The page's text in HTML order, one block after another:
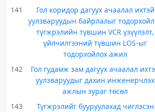
141
Гол коридор дагуух ачаалал ихтэй
уулзваруудын байрлалыг
түгжрэлийн түвшин VСR үзүүлэлт,
үйлчилгээний түвшин LOS-ыг
тодорхойлох ажил
142
Гол гудамж зам дагуух ачаалал
уулзваруудыг дахин инженерчлэх
ажлын зураг төсөл
143
Түгжрэлийг бууруулахад чиглэсэн